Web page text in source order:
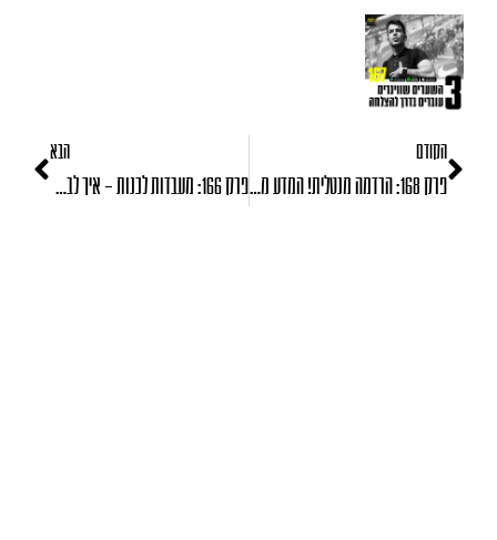
הקודם
פרק 168: הרדמה מנטלית! המדע מאחורי מימוש פוטנציאל
הבא
פרק 166: מעבדות לכנות – איך לבטא בחופשיות את התוכן שלי ברשת